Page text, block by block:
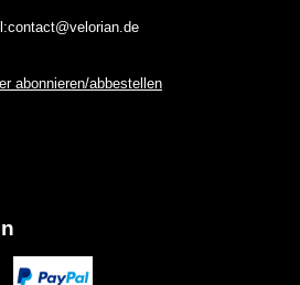
abonnieren/abbestellen